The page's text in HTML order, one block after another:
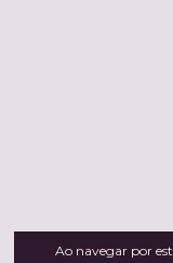
Ao navegar por